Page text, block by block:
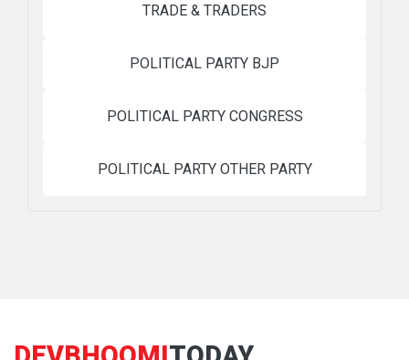
TRADE & TRADERS
POLITICAL PARTY BJP
POLITICAL PARTY CONGRESS
POLITICAL PARTY OTHER PARTY